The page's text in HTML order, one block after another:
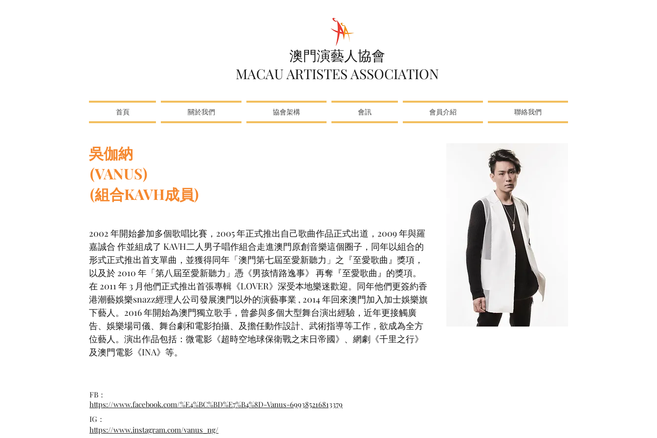
澳門演藝人協會
MACAU ARTISTES ASSOCIATION
首頁 關於我們 協會架構 會訊 會員介紹 聯絡我們
吳伽納
(VANUS)
(組合KAVH成員)
2002 年開始參加多個歌唱比賽，2005 年正式推出自己歌曲作品正式出道，2009 年與羅
嘉誠合 作並組成了 KAVH二人男子唱作組合走進澳門原創音樂這個圈子，同年以組合的
形式正式推出首支單曲，並獲得同年「澳門第七屆至愛新聽力」之『至愛歌曲』獎項，
以及於 2010 年「第八屆至愛新聽力」憑《男孩情路逸事》 再奪『至愛歌曲』的獎項。
在 2011 年 3 月他們正式推出首張專輯《LOVER》深受本地樂迷歡迎。同年他們更簽約香
港潮藝娛樂snazz經理人公司發展澳門以外的演藝事業 , 2014 年回來澳門加入加士娛樂旗
下藝人。2016 年開始為澳門獨立歌手，曾參與多個大型舞台演出經驗，近年更接觸廣
告、娛樂場司儀、舞台劇和電影拍攝、及擔任動作設計、武術指導等工作，欲成為全方
位藝人。演出作品包括：微電影《超時空地球保衛戰之末日帝國》、網劇《千里之行》
及澳門電影《INA》等。
FB：
https://www.facebook.com/%E4%BC%BD%E7%B4%8D-Vanus-699385216813379
IG：
https://www.instagram.com/vanus_ng/